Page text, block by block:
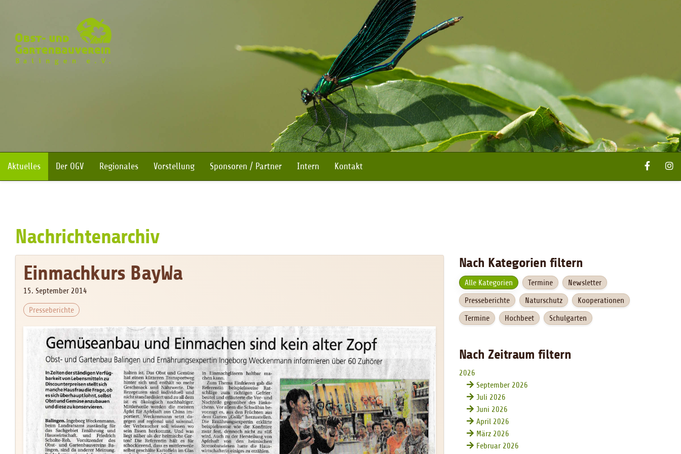
Aktuelles Der OGV Regionales Vorstellung Sponsoren / Partner Intern Kontakt
Nachrichtenarchiv
Nach Kategorien filtern
Alle Kategorien Termine
Newsletter
Presseberichte
Naturschutz
Kooperationen
Termine
Hochbeet Schulgarten
Nach Zeitraum filtern
2026
September 2026
Juli 2026
Juni 2026
April 2026
März 2026
Februar 2026
Einmachkurs BayWa
15. September 2014
Presseberichte